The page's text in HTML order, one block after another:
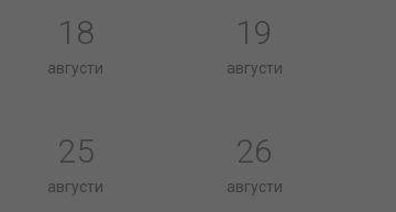
18
августи
19
августи
25
августи
26
августи